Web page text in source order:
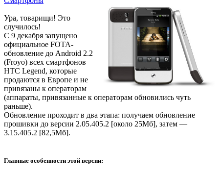
Ура, товарищи! Это
случилось!
С 9 декабря запущено
официальное FOTA-
обновление до Android 2.2
(Froyo) всех смартфонов
HTC Legend, которые
продаются в Европе и не
привязаны к операторам
(аппараты, привязанные к операторам обновились чуть
раньше).
Обновление проходит в два этапа: получаем обновление
прошивки до версии 2.05.405.2 [около 25Мб], затем —
3.15.405.2 [82,5Мб].
Главные особенности этой версии: